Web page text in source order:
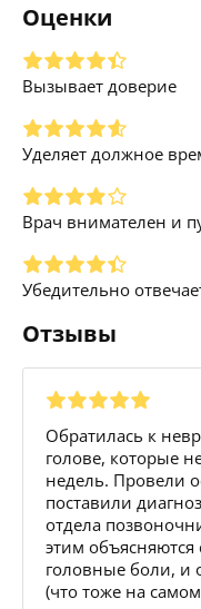
Оценки
Вызывает доверие
Уделяет должное
Врач внимателен и
Убедительно
Отзывы
Обратилась к
голове, которые
недель. Провели
поставили
отдела
этим
головные боли, и
(что тоже на